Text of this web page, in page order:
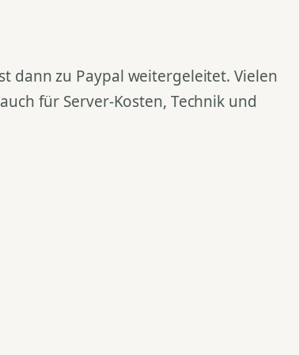
dann zu Paypal weitergeleitet. Vielen
für Server-Kosten, Technik und